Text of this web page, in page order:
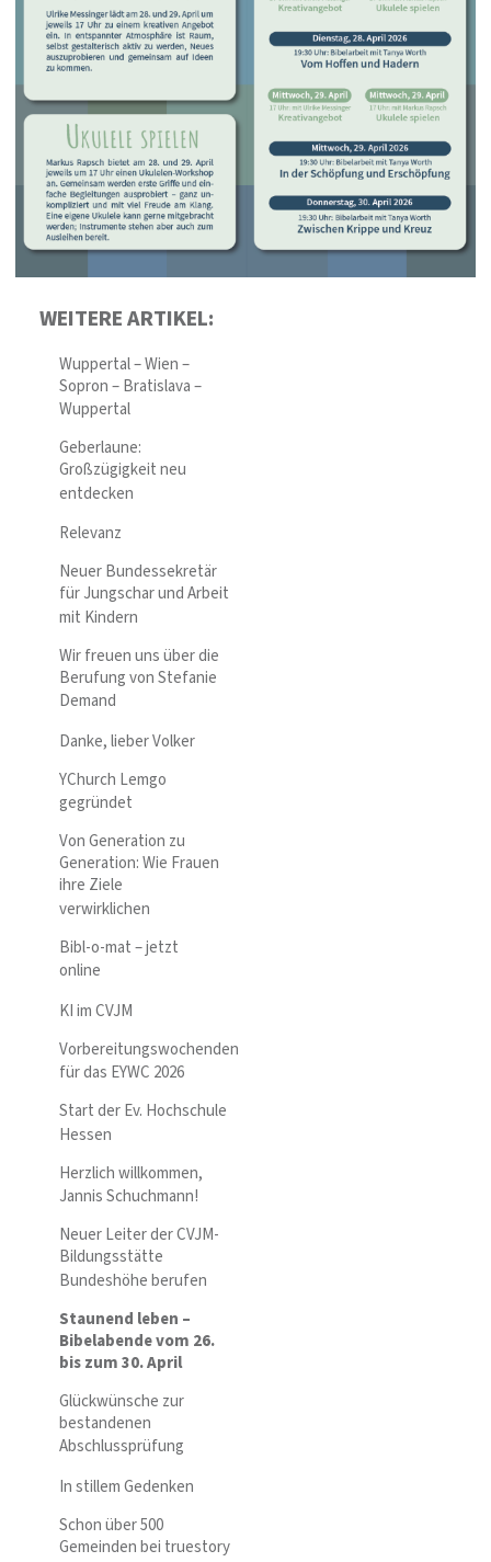
WEITERE ARTIKEL:
Wuppertal – Wien –
Sopron – Bratislava –
Wuppertal
Geberlaune:
Großzügigkeit neu
entdecken
Relevanz
Neuer Bundessekretär
für Jungschar und Arbeit
mit Kindern
Wir freuen uns über die
Berufung von Stefanie
Demand
Danke, lieber Volker
YChurch Lemgo
gegründet
Von Generation zu
Generation: Wie Frauen
ihre Ziele
verwirklichen
Bibl-o-mat – jetzt
online
KI im CVJM
Vorbereitungswochenden
für das EYWC 2026
Start der Ev. Hochschule
Hessen
Herzlich willkommen,
Jannis Schuchmann!
Neuer Leiter der CVJM-
Bildungsstätte
Bundeshöhe berufen
Staunend leben –
Bibelabende vom 26.
bis zum 30. April
Glückwünsche zur
bestandenen
Abschlussprüfung
In stillem Gedenken
Schon über 500
Gemeinden bei truestory